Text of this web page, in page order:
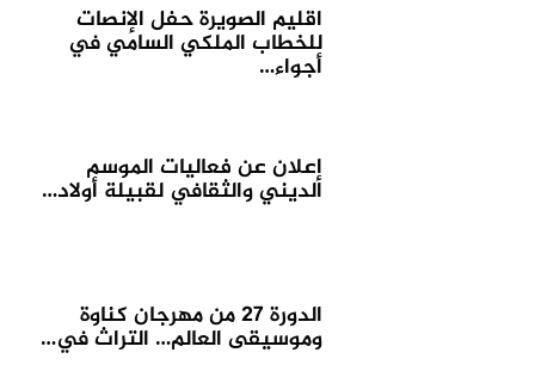
اقليم الصويرة حفل الإنصات
للخطاب الملكي السامي في
أجواء…
إعلان عن فعاليات الموسم
الديني والثقافي لقبيلة أولاد…
الدورة 27 من مهرجان كناوة
وموسيقى العالم… التراث في…